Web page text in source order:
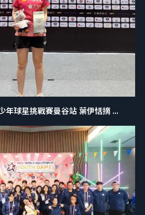
年球星挑戰賽曼谷站 葉伊恬摘 ...